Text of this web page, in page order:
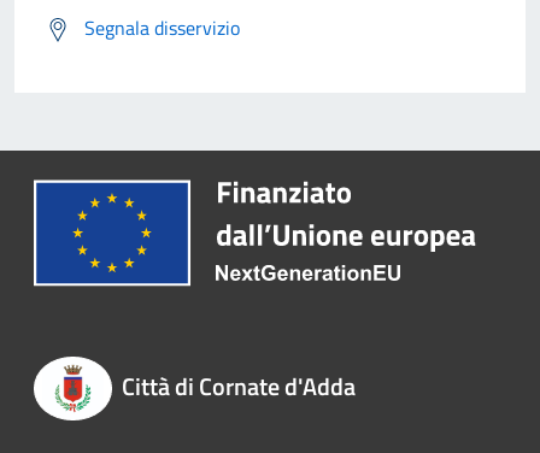
Segnala disservizio
Città di Cornate d'Adda